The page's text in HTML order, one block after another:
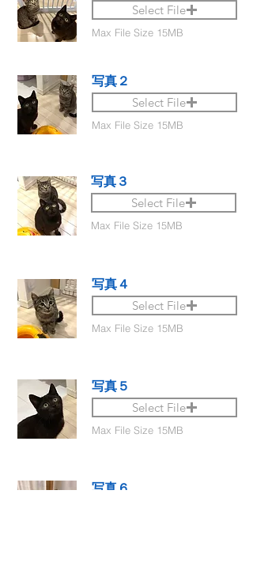
Select File
Max File Size 15MB
写真２
Select File
Max File Size 15MB
写真３
Select File
Max File Size 15MB
写真４
Select File
Max File Size 15MB
写真５
Select File
Max File Size 15MB
写真６